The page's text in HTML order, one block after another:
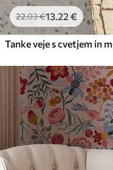
22.03€13.22 €